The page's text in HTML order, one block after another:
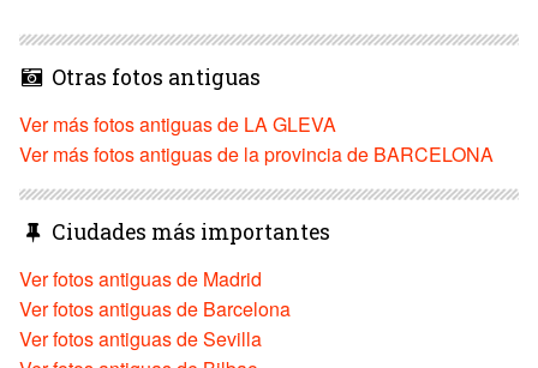
Otras fotos antiguas
Ver más fotos antiguas de LA GLEVA
Ver más fotos antiguas de la provincia de BARCELONA
Ciudades más importantes
Ver fotos antiguas de Madrid
Ver fotos antiguas de Barcelona
Ver fotos antiguas de Sevilla